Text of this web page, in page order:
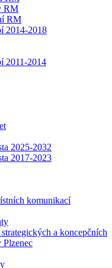
RM
RM
2014-2018
2011-2014
2025-2032
2017-2023
komunikací
a koncepčních
Plzenec